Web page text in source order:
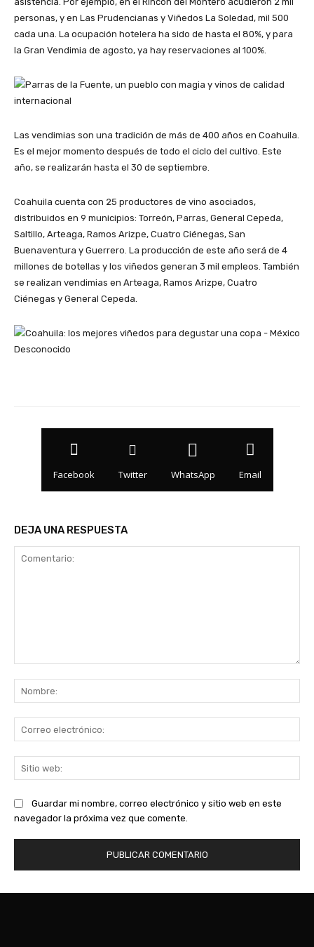
personas, y en Las Prudencianas y Viñedos La Soledad, mil 500
cada una. La ocupación hotelera ha sido de hasta el 80%, y para
la Gran Vendimia de agosto, ya hay reservaciones al 100%.
Las vendimias son una tradición de más de 400 años en Coahuila.
Es el mejor momento después de todo el ciclo del cultivo. Este
año, se realizarán hasta el 30 de septiembre.
Coahuila cuenta con 25 productores de vino asociados,
distribuidos en 9 municipios: Torreón, Parras, General Cepeda,
Saltillo, Arteaga, Ramos Arizpe, Cuatro Ciénegas, San
Buenaventura y Guerrero. La producción de este año será de 4
millones de botellas y los viñedos generan 3 mil empleos. También
se realizan vendimias en Arteaga, Ramos Arizpe, Cuatro
Ciénegas y General Cepeda.
Facebook Twitter WhatsApp Email
DEJA UNA RESPUESTA
Guardar mi nombre, correo electrónico y sitio web en este
navegador la próxima vez que comente.